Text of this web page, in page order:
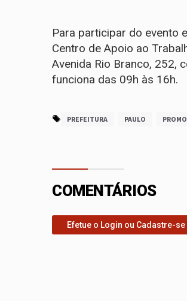
Para participar do evento
Centro de Apoio ao
Avenida Rio Branco, 252,
funciona das 09h às 16h.
PREFEITURA PAULO
COMENTÁRIOS
Efetue o Login ou Cadastre-